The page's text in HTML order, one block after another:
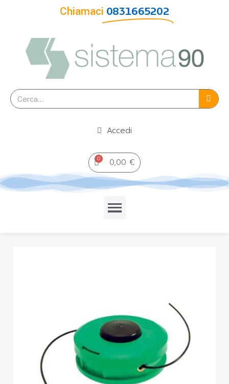
Chiamaci 0831665202
Accedi
0,00 €